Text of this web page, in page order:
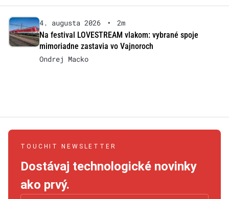
4. augusta 2026 •
2m
Na festival LOVESTREAM vlakom: vybrané spoje
mimoriadne zastavia vo Vajnoroch
Ondrej Macko
TOUCHIT NEWSLETTER
Dostávaj technologické novinky
ako prvý.